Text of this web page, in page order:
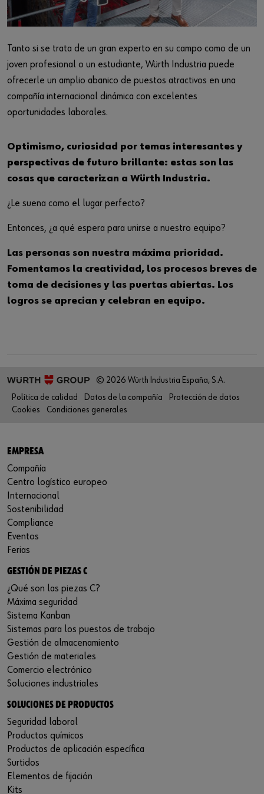
Iniciar sesión
o
¿Le gustaría ser un cliente online?
Regístrese aquí en tres pasos sencillos para usar todas las
funciones de la tienda.
Registrarse ahora
Integración de proveedores
Asesoria
Piezas especiales
Noticias
Contacto
Tanto si se trata de un gran experto en su campo como de un
joven profesional o un estudiante, Würth Industria puede
ofrecerle un amplio abanico de puestos atractivos en una
compañía internacional dinámica con excelentes
oportunidades laborales.
Optimismo, curiosidad por temas interesantes y
perspectivas de futuro brillante: estas son las
cosas que caracterizan a Würth Industria.
¿Le suena como el lugar perfecto?
Entonces, ¿a qué espera para unirse a nuestro equipo?
Las personas son nuestra máxima prioridad.
Fomentamos la creatividad, los procesos breves de
toma de decisiones y las puertas abiertas. Los
logros se aprecian y celebran en equipo.
© 2026 Würth Industria España, S.A.
Política de calidad
Datos de la compañía
Protección de datos
Cookies
Condiciones generales
EMPRESA
Compañía
Centro logístico europeo
Internacional
Sostenibilidad
Compliance
Eventos
Ferias
GESTIÓN DE PIEZAS C
¿Qué son las piezas C?
Máxima seguridad
Sistema Kanban
Sistemas para los puestos de trabajo
Gestión de almacenamiento
Gestión de materiales
Comercio electrónico
Soluciones industriales
SOLUCIONES DE PRODUCTOS
Seguridad laboral
Productos químicos
Productos de aplicación específica
Surtidos
Elementos de fijación
Kits